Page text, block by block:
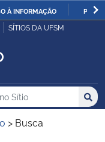
À INFORMAÇÃO
SÍTIOS DA UFSM
no no Sítio
> Busca